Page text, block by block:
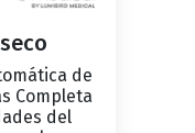
de
Completa
del